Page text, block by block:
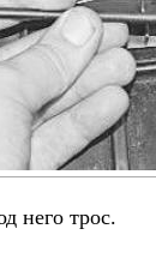
него трос.